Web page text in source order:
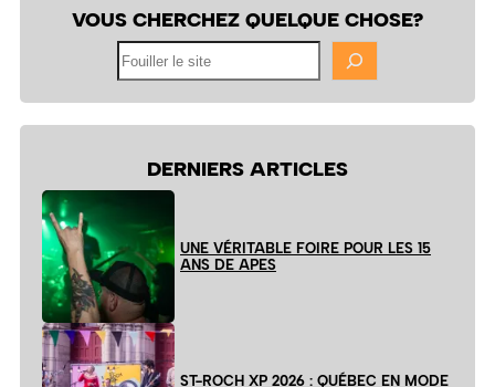
VOUS CHERCHEZ QUELQUE CHOSE?
DERNIERS ARTICLES
UNE VÉRITABLE FOIRE POUR LES 15
ANS DE APES
ST-ROCH XP 2026 : QUÉBEC EN MODE